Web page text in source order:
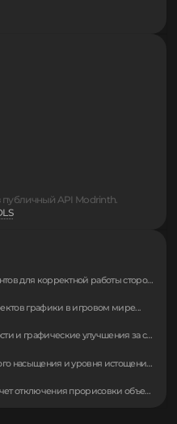
публичный API Modrinth.